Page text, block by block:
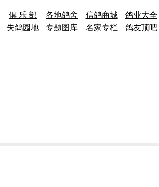
俱 乐 部 各地鸽舍 信鸽商城 鸽业大全
失鸽园地 专题图库 名家专栏 鸽友顶吧